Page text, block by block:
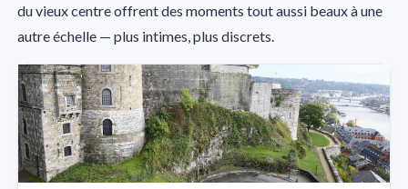
du vieux centre offrent des moments tout aussi beaux à une
autre échelle — plus intimes, plus discrets.